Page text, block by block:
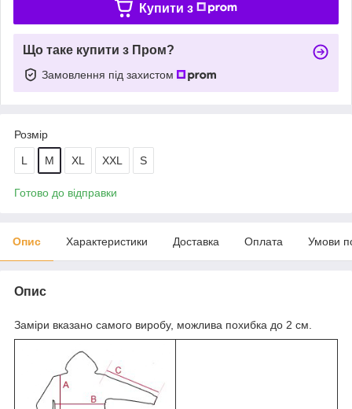
Купити з
Що таке купити з Пром?
Замовлення під захистом
Розмір
L M XL XXL S
Готово до відправки
Опис Характеристики Доставка Оплата Умови
Опис
Заміри вказано самого виробу, можлива похибка до 2 см.